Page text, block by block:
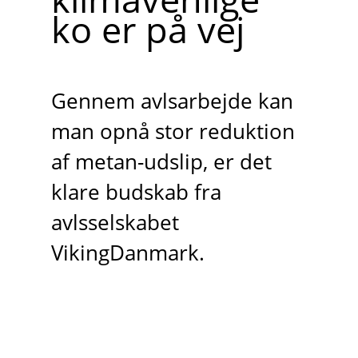
ko er på vej
Gennem avlsarbejde kan
man opnå stor reduktion
af metan-udslip, er det
klare budskab fra
avlsselskabet
VikingDanmark.